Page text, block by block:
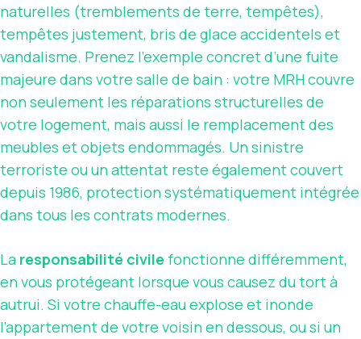
naturelles (tremblements de terre, tempêtes),
tempêtes justement, bris de glace accidentels et
vandalisme. Prenez l’exemple concret d’une fuite
majeure dans votre salle de bain : votre MRH couvre
non seulement les réparations structurelles de
votre logement, mais aussi le remplacement des
meubles et objets endommagés. Un sinistre
terroriste ou un attentat reste également couvert
depuis 1986, protection systématiquement intégrée
dans tous les contrats modernes.
La responsabilité civile fonctionne différemment,
en vous protégeant lorsque vous causez du tort à
autrui. Si votre chauffe-eau explose et inonde
l’appartement de votre voisin en dessous, ou si un